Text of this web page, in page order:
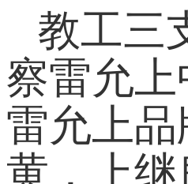
教工三
察雷允
雷允上
黄，上